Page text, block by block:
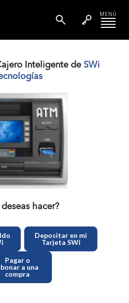
MENÚ
Inteligente de SWi
hacer?
Depositar en mi
Tarjeta SWi
Pagar o
a una
compra